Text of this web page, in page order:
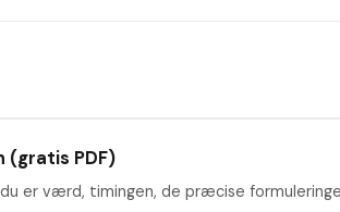
(gratis PDF)
er værd, timingen, de præcise